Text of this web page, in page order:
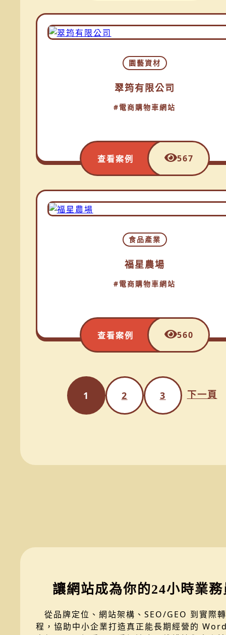
園藝資材
翠筠有限公司
#電商購物車網站
查看案例 567
食品產業
福星農場
#電商購物車網站
查看案例 560
1 2 3 下一頁
讓網站成為你的24小時業務
從品牌定位、網站架構、SEO/GEO 到實際
程，協助中小企業打造真正能長期經營的